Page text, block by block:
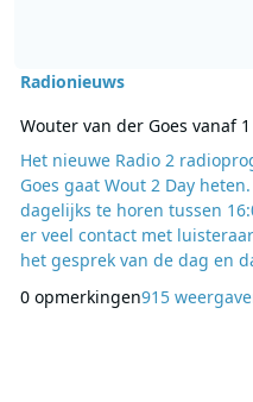
Radionieuws
Wouter van der Goes vanaf
Het nieuwe Radio 2
Goes gaat Wout 2 Day
dagelijks te horen tussen
er veel contact met
het gesprek van de dag en
niet waar? Daarnaast biedt
0 opmerkingen915